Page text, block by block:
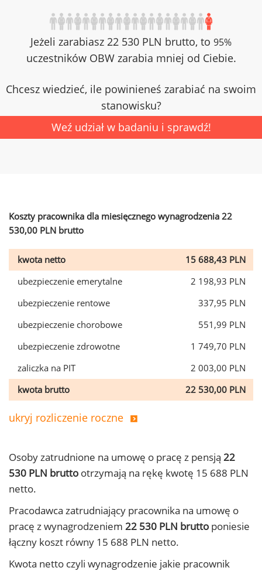
Jeżeli zarabiasz 22 530 PLN brutto, to 95%
uczestników OBW zarabia mniej od Ciebie.
Chcesz wiedzieć, ile powinieneś zarabiać na swoim
stanowisku?
Weź udział w badaniu i sprawdź!
Koszty pracownika dla miesięcznego wynagrodzenia 22
530,00 PLN brutto
kwota netto
15 688,43 PLN
ubezpieczenie emerytalne
2 198,93 PLN
ubezpieczenie rentowe
337,95 PLN
ubezpieczenie chorobowe
551,99 PLN
ubezpieczenie zdrowotne
1 749,70 PLN
zaliczka na PIT
2 003,00 PLN
kwota brutto
22 530,00 PLN
ukryj rozliczenie roczne
Osoby zatrudnione na umowę o pracę z pensją 22
530 PLN brutto otrzymają na rękę kwotę 15 688 PLN
netto.
Pracodawca zatrudniający pracownika na umowę o
pracę z wynagrodzeniem 22 530 PLN brutto poniesie
łączny koszt równy 15 688 PLN netto.
Kwota netto czyli wynagrodzenie jakie pracownik